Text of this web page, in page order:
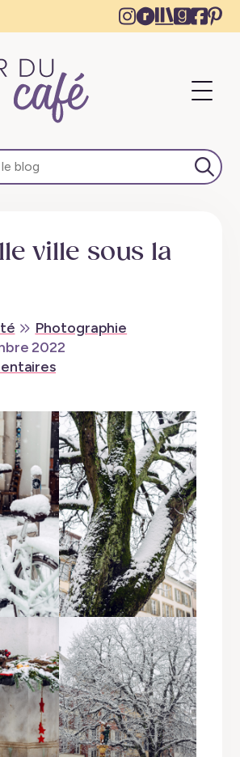
Instagram
–
Ravelry
–
The
tab
– – –
le
ville sous la
Photographie
2022